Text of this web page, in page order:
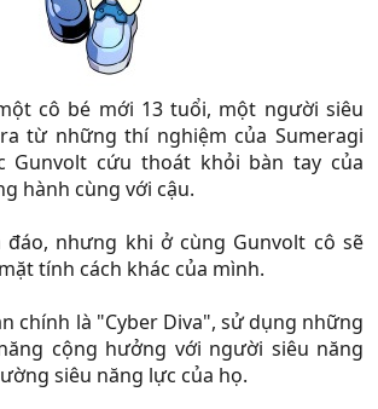
cô bé mới 13 tuổi, một người siêu
từ những thí nghiệm của Sumeragi
Gunvolt cứu thoát khỏi bàn tay của
hành cùng với cậu.
đáo, nhưng khi ở cùng Gunvolt cô sẽ
tính cách khác của mình.
chính là "Cyber Diva", sử dụng những
cộng hưởng với người siêu năng
siêu năng lực của họ.​